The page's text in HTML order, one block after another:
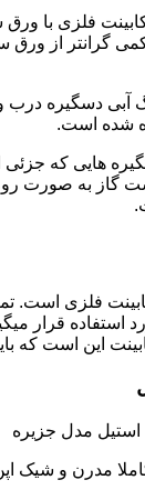
فلزی با ورق
گرانتر از ورق
آبی دسگیره
شده است.
هایی که
گاز به صورت
فلزی است.
قرار
این است که
استیل مدل جزیره
مدرن و شیک